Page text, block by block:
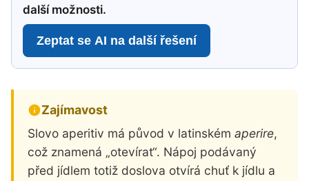
další možnosti.
Zeptat se AI na další řešení
Zajímavost
Slovo aperitiv má původ v latinském aperire,
což znamená „otevírat“. Nápoj podávaný
před jídlem totiž doslova otvírá chuť k jídlu a